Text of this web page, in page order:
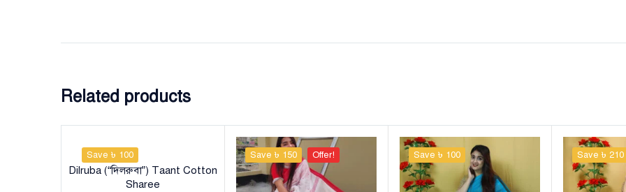
Related products
Save ৳ 100
Dilruba (“দিলরুবা”) Taant Cotton
Sharee
Save ৳ 150 Offer! Save ৳ 100 Save ৳ 210